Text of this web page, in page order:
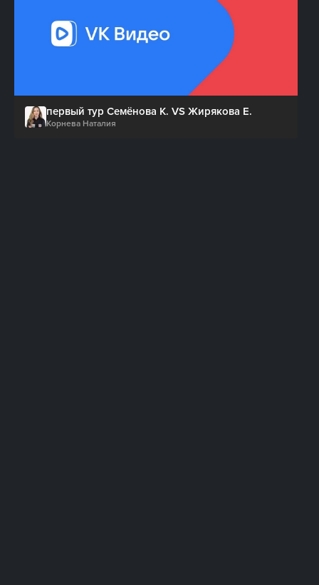
первый тур Семёнова К. VS Жирякова Е.
Корнева Наталия